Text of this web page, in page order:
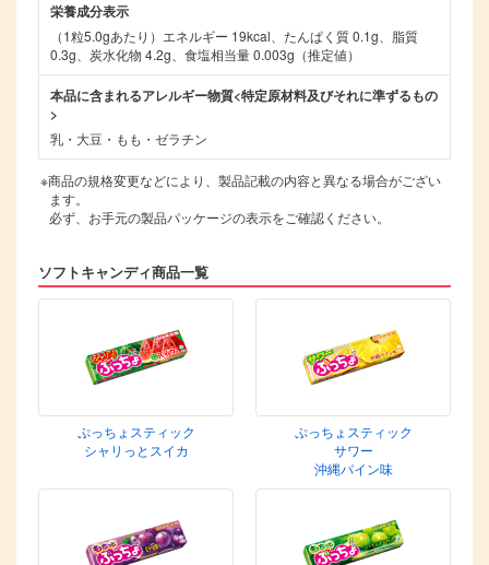
栄養成分表示
（1粒5.0gあたり）エネルギー 19kcal、たんぱく質 0.1g、脂質
0.3g、炭水化物 4.2g、食塩相当量 0.003g（推定値）
本品に含まれるアレルギー物質<特定原材料及びそれに準ずるもの
>
乳・大豆・もも・ゼラチン
※商品の規格変更などにより、製品記載の内容と異なる場合がござい
ます。
必ず、お手元の製品パッケージの表示をご確認ください。
ソフトキャンディ商品一覧
ぷっちょスティック
シャリっとスイカ
ぷっちょスティック
サワー
沖縄パイン味